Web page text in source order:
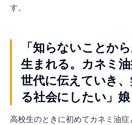
す。
「知らないことか
生まれる。カネミ
世代に伝えていき
る社会にしたい」
高校生のときに初めてカネミ油